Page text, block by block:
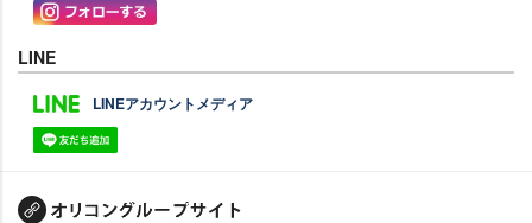
LINE
LINEアカウントメディア